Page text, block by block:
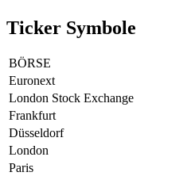
Ticker Symbole
BÖRSE
Euronext
London Stock Exchange
Frankfurt
Düsseldorf
London
Paris